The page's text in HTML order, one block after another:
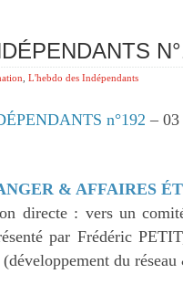
L'hebdo des Indépendants
n°192 –
& AFFAIRES
directe : vers un
par Frédéric
du